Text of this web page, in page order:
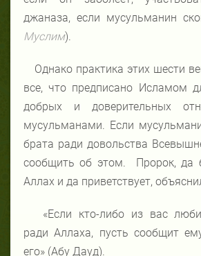
джаназа, если мусульманин
Муслим).
Однако практика этих шести
все, что предписано Исламом
добрых и доверительных
мусульманами. Если
брата ради довольства
сообщить об этом. Пророк, да
Аллах и да приветствует,
«Если кто-либо из вас
ради Аллаха, пусть сообщит
его» (Абу Дауд).